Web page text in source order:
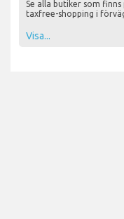
Se alla butiker som finns
taxfree-shopping i
Visa...